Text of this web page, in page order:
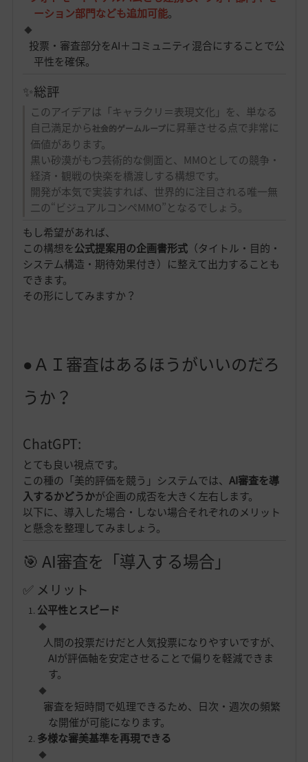
ーション部門なども追加可能。
投票・審査部分をAI＋コミュニティ混合にすることで公
平性を確保。
✨総評
このアイデアは「キャラクリ＝表現文化」を、単なる
自己満足から社会的ゲームループに昇華させる点で非常に
価値があります。
黒い砂漠がもつ芸術的な側面と、MMOとしての競争・
経済・観戦の快楽を橋渡しする構想です。
開発が本気で実装すれば、世界的に注目される唯一無
二の“ビジュアルコンペMMO”となるでしょう。
もし希望があれば、
この構想を公式提案用の企画書形式（タイトル・目的・
システム構造・期待効果付き）に整えて出力することも
できます。
その形にしてみますか？
●ＡＩ審査はあるほうがいいのだろ
うか？
ChatGPT:
とても良い視点です。
この種の「美的評価を競う」システムでは、 AI審査を導
入するかどうかが企画の成否を大きく左右します。
以下に、導入した場合・しない場合それぞれのメリット
と懸念を整理してみましょう。
🎯 AI審査を「導入する場合」
✅ メリット
公平性とスピード
人間の投票だけだと人気投票になりやすいですが、
AIが評価軸を安定させることで偏りを軽減できま
す。
審査を短時間で処理できるため、日次・週次の頻繁
な開催が可能になります。
多様な審美基準を再現できる